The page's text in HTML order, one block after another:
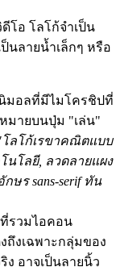
โอ โลโก้จำเป็น
นลายน้ำเล็กๆ หรือ
มอลที่มีไมโครชิปที่
มายบนปุ่ม "เล่น"
โลโก้เรขาคณิตแบบ
นโลยี, ลวดลายแผง
ษร sans-serif ทัน
รวมไอคอน
ถึงเฉพาะกลุ่มของ
อาจเป็นลายนิ้ว